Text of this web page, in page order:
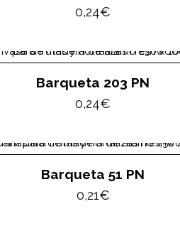
0,24€
Barqueta 203 PN
0,24€
Barqueta 51 PN
0,21€